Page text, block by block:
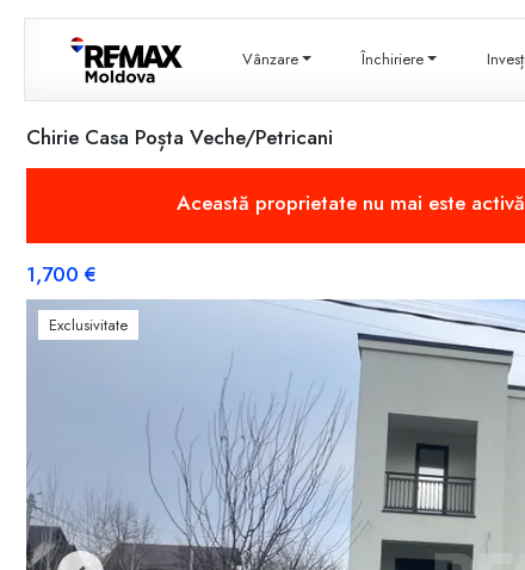
Vânzare Închiriere
Chirie Casa Poșta Veche/Petricani
Această proprietate nu mai este
1,700 €
Exclusivitate